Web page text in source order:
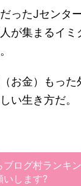
ったJセンタ
が集まるイ
お金）もった
い生き方だ。
ブログ村ランキ
いします?